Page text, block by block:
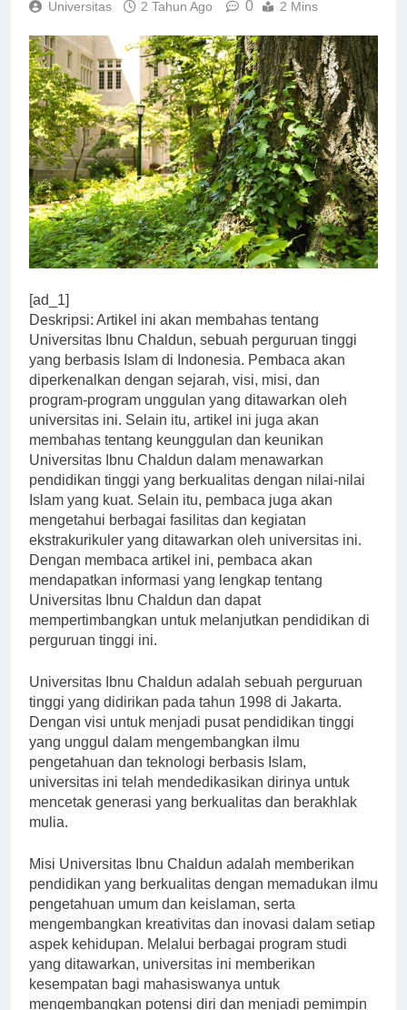
[ad_1]
Deskripsi: Artikel ini akan membahas tentang
Universitas Ibnu Chaldun, sebuah perguruan tinggi
yang berbasis Islam di Indonesia. Pembaca akan
diperkenalkan dengan sejarah, visi, misi, dan
program-program unggulan yang ditawarkan oleh
universitas ini. Selain itu, artikel ini juga akan
membahas tentang keunggulan dan keunikan
Universitas Ibnu Chaldun dalam menawarkan
pendidikan tinggi yang berkualitas dengan nilai-nilai
Islam yang kuat. Selain itu, pembaca juga akan
mengetahui berbagai fasilitas dan kegiatan
ekstrakurikuler yang ditawarkan oleh universitas ini.
Dengan membaca artikel ini, pembaca akan
mendapatkan informasi yang lengkap tentang
Universitas Ibnu Chaldun dan dapat
mempertimbangkan untuk melanjutkan pendidikan di
Universitas Ibnu Chaldun adalah sebuah perguruan
tinggi yang didirikan pada tahun 1998 di Jakarta.
Dengan visi untuk menjadi pusat pendidikan tinggi
yang unggul dalam mengembangkan ilmu
pengetahuan dan teknologi berbasis Islam,
universitas ini telah mendedikasikan dirinya untuk
mencetak generasi yang berkualitas dan berakhlak
Misi Universitas Ibnu Chaldun adalah memberikan
pendidikan yang berkualitas dengan memadukan ilmu
pengetahuan umum dan keislaman, serta
mengembangkan kreativitas dan inovasi dalam setiap
aspek kehidupan. Melalui berbagai program studi
yang ditawarkan, universitas ini memberikan
kesempatan bagi mahasiswanya untuk